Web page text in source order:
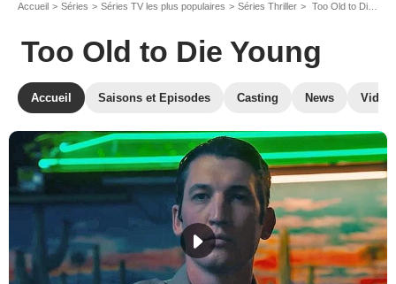
Accueil Séries Séries TV les plus populaires Séries Thriller Too Old to Die Young
Too Old to Die Young
Accueil Saisons et Episodes Casting News